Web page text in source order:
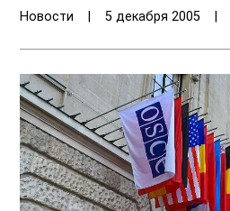
Новости 5 декабря 2005